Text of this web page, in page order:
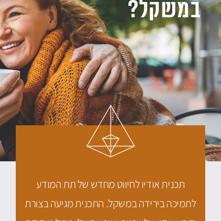
במשקל?
תכנית אודיו לחיווט מחדש של תת המודע
לתמיכה בירידה במשקל. התכנית מגיעה בצורת